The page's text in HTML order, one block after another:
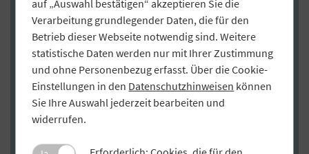
Die Libra Association
Um die Akzeptanz von Libra zu steigern, soll die Währung
von einem neutralen Verwaltungsgremium gesteuert
werden – derLibra Associationmit Hauptsitz in Genf. Zu
den 28 Gründungsmitgliedern gehören zahlreiche global
agierende Konzerne wie die Zahlungsdienstleister
Facebook, Ebay, Spotify, Uber, der
auf „Auswahl bestätigen“ akzeptieren Sie die
Verarbeitung grundlegender Daten, die für den
Betrieb dieser Webseite notwendig sind. Weitere
statistische Daten werden nur mit Ihrer Zustimmung
und ohne Personenbezug erfasst. Über die Cookie-
Einstellungen in den Datenschutzhinweisen können
Sie Ihre Auswahl jederzeit bearbeiten und
widerrufen.